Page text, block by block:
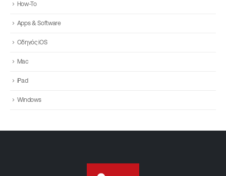
How-To
Apps & Software
Οδηγός iOS
Mac
iPad
Windows